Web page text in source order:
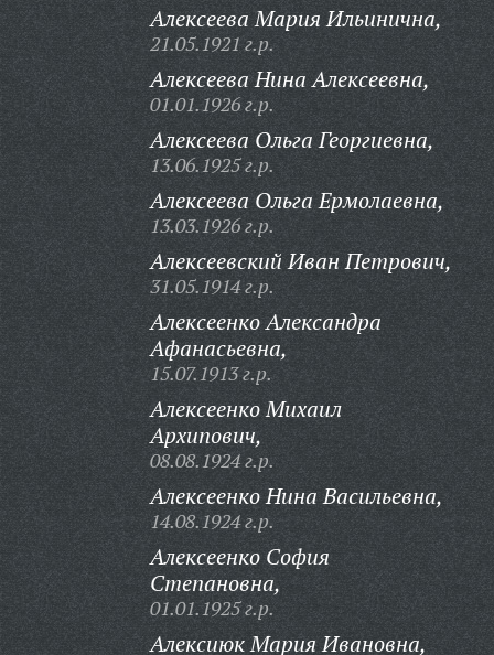
Алексеева Мария Ильинична,
21.05.1921 г.р.
Алексеева Нина Алексеевна,
01.01.1926 г.р.
Алексеева Ольга Георгиевна,
13.06.1925 г.р.
Алексеева Ольга Ермолаевна,
13.03.1926 г.р.
Алексеевский Иван Петрович,
31.05.1914 г.р.
Алексеенко Александра
Афанасьевна,
15.07.1913 г.р.
Алексеенко Михаил
Архипович,
08.08.1924 г.р.
Алексеенко Нина Васильевна,
14.08.1924 г.р.
Алексеенко София
Степановна,
01.01.1925 г.р.
Алексиюк Мария Ивановна,